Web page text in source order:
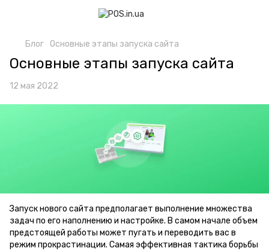
Блог Основные этапы запуска сайта
Основные этапы запуска сайта
12 мая 2022
Запуск нового сайта предполагает выполнение множества
задач по его наполнению и настройке. В самом начале объем
предстоящей работы может пугать и переводить вас в
режим прокрастинации. Самая эффективная тактика борьбы